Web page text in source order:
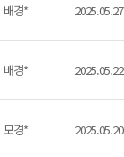
배경* 2025.05.27
배경* 2025.05.22
모경* 2025.05.20